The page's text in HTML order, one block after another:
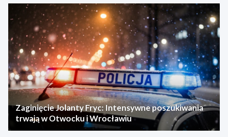
Zaginięcie Jolanty Fryc: Intensywne poszukiwania
trwają w Otwocku i Wrocławiu